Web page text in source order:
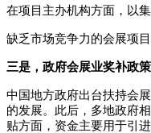
在项目主办机构方面，以
缺乏市场竞争力的会展项
三是，政府会展业奖补政策
中国地方政府出台扶持会
的发展。此后，多地政府
贴方面，资金主要用于引